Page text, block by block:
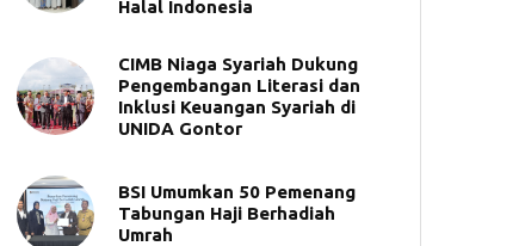
Halal Indonesia
CIMB Niaga Syariah Dukung
Pengembangan Literasi dan
Inklusi Keuangan Syariah di
UNIDA Gontor
BSI Umumkan 50 Pemenang
Tabungan Haji Berhadiah
Umrah